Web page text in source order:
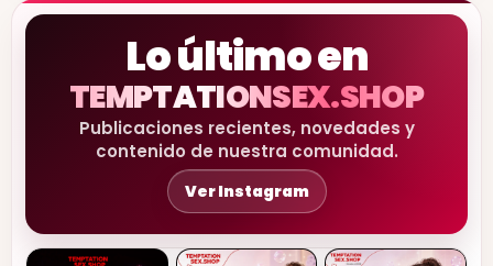
Lo último en
TEMPTATIONSEX.SHOP
Publicaciones recientes, novedades y
contenido de nuestra comunidad.
Ver Instagram